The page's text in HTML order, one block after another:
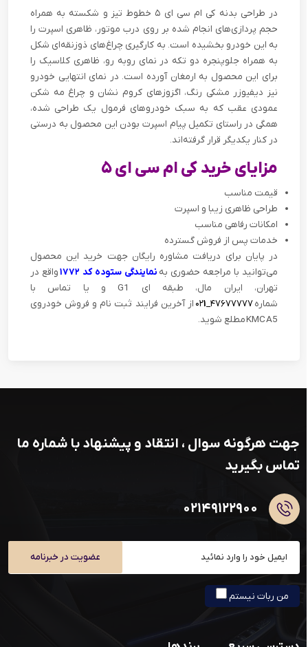
در طراحی بدنه کی ام سی ای ۵ خطوط تیز و شکسته به همراه
حجم پردازی‌های انجام شده بر روی درب موتور، ظاهری اسپرت را
به این خودرو بخشیده است. به کارگیری چراغ‌های ذوزنقه‌ای شکل
به همراه جلوپنجره دو تکه در نمای روبه رو، ظاهری کلاسیک را
برای این محصول به ارمغان آورده است. در نمای انتهایی خودرو
نیز دیفیوزر مشکی رنگ، اگزوز‌های کروم نشان و چراغ مه شکن
عمودی عقب که به سبک خودروهای فرمول یک طراحی شده،
همگی در راستای تکمیل پیام اسپرت بودن این محصول به درستی
در کنار یکدیگر قرار گرفته‌اند.
مزایای خرید کی ام سی ای ۵
قیمت مناسب
طراحی ظاهری زیبا و اسپرت
امکانات رفاهی مناسب
خدمات پس از فروش گسترده
در پایان برای دریافت مشاوره رایگان جهت خرید این محصول
می‌توانید با مراجعه حضوری به نمایندگی ستوده کد ۱۷۷۲
واقع در
تهران، ایران مال، طبقه ای G1 و یا تماس با
شماره۴۷۶۷۷۷۷۷_۰۲ ۱
از آخرین فرایند ثبت نام و فروش خودروی
KMC A5 مطلع شوید.
جهت هرگونه سوال ، انتقاد و پیشنهاد با شماره ما
تماس بگیرید
۰۲۱۴۹۱۲۲۹۰۰
عضویت در خبرنامه
من ربات نیستم